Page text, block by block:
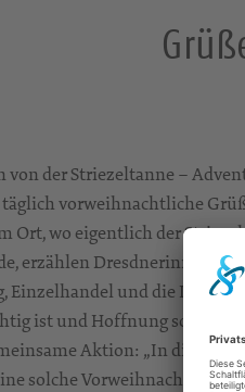
von der Striezeltanne –
täglich vorweihnachtliche
Ort, wo eigentlich der
erzählen Dresdnerinnen
Einzelhandel und die
ist und Hoffnung schenkt.
Aktion: „In diesen
solche Vorweihnachtszeit